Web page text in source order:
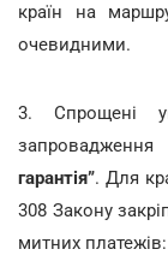
країн на
очевидними.
3. Спрощені
гарантія”. Для
308 Закону
митних платежів: